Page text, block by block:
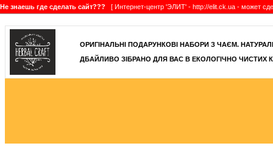
Не знаешь где сделать сайт??? [ Интернет-центр 'ЭЛИТ' - http://elit.ck.ua - может
]
ОРИГІНАЛЬНІ ПОДАРУНКОВІ НАБОРИ З ЧАЄМ.
ДБАЙЛИВО ЗІБРАНО ДЛЯ ВАС В ЕКОЛОГІЧНО ЧИСТИХ